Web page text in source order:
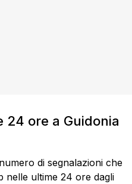
24 ore a Guidonia
di segnalazioni che
nelle ultime 24 ore dagli